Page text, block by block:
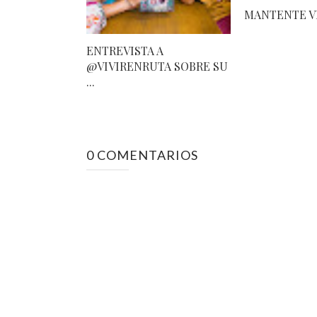
ENTREVISTA A
@VIVIRENRUTA SOBRE SU
...
MANTENTE
0 COMENTARIOS